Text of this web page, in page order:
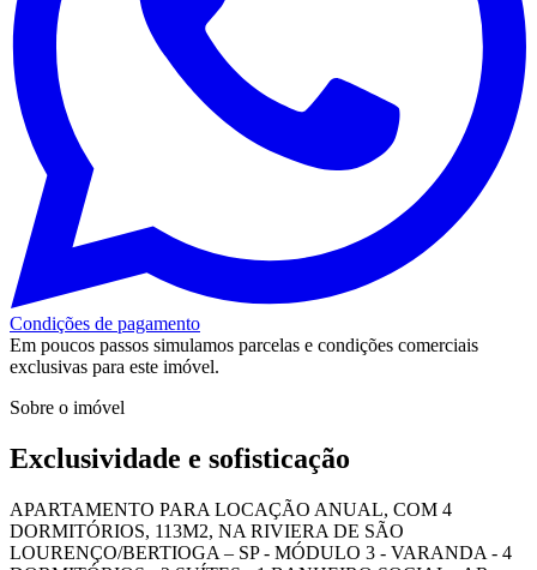
Condições de pagamento
Em poucos passos simulamos parcelas e condições comerciais
exclusivas para este imóvel.
Sobre o imóvel
Exclusividade e sofisticação
APARTAMENTO PARA LOCAÇÃO ANUAL, COM 4
DORMITÓRIOS, 113M2, NA RIVIERA DE SÃO
LOURENÇO/BERTIOGA – SP - MÓDULO 3 - VARANDA - 4